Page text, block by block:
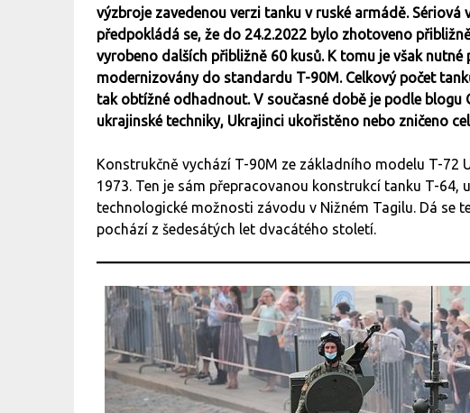
výzbroje zavedenou verzi tanku v ruské armádě. Sériová
předpokládá se, že do 24.2.2022 bylo zhotoveno
vyrobeno dalších přibližně 60 kusů. K tomu je však
modernizovány do standardu T-90M. Celkový počet
tak obtížné odhadnout. V současné době je podle blogu
ukrajinské techniky, Ukrajinci ukořistěno nebo zničeno
Konstrukčně vychází T-90M ze základního modelu T-72
1973. Ten je sám přepracovanou konstrukcí tanku T-
technologické možnosti závodu v Nižném Tagilu. Dá se
pochází z šedesátých let dvacátého století.